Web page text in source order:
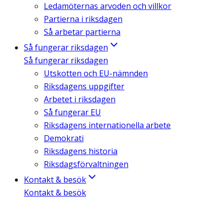
Ledamöternas arvoden och villkor
Partierna i riksdagen
Så arbetar partierna
Så fungerar riksdagen
Så fungerar riksdagen
Utskotten och EU-nämnden
Riksdagens uppgifter
Arbetet i riksdagen
Så fungerar EU
Riksdagens internationella arbete
Demokrati
Riksdagens historia
Riksdagsförvaltningen
Kontakt & besök
Kontakt & besök